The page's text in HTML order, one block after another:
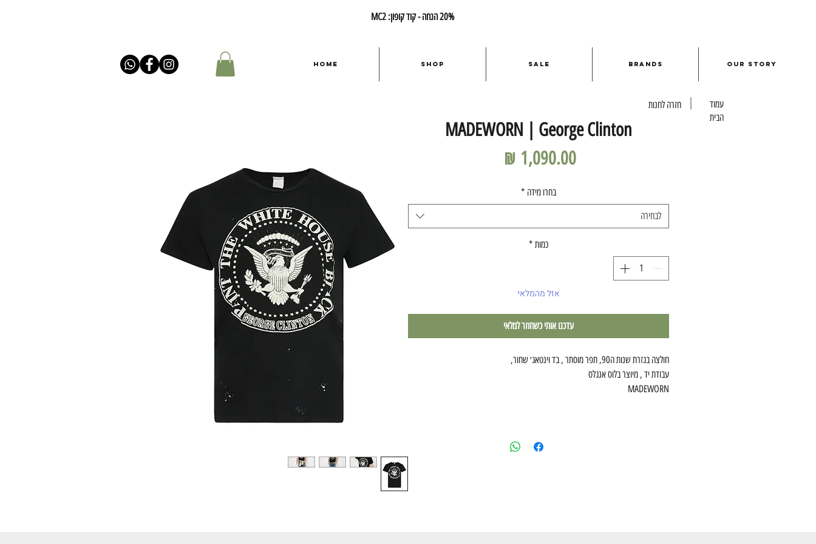
עמוד
הבית
חזרה לחנות
MADEWORN | George Clinton
בחרו מידה *
לבחירה
כמות *
אזל מהמלאי
עדכנו אותי כשחוזר למלאי
חולצה בגזרת שנות ה90, תפר מוסתר , בד וינטאג׳ שחור,
עבודת יד , מיוצר בלוס אנגלס
MADEWORN
20% הנחה - קוד קופון: MC2
Home Shop Sale Brands Our Story